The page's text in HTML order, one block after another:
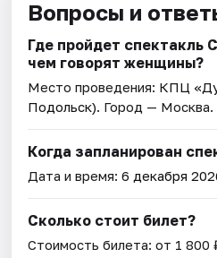
Вопросы и
Где пройдет спектакль
чем говорят женщины?
Место проведения: КПЦ
Подольск). Город — Москва.
Когда запланирован
Дата и время:6 декабря
Сколько стоит билет?
Стоимость билета: от 1 800